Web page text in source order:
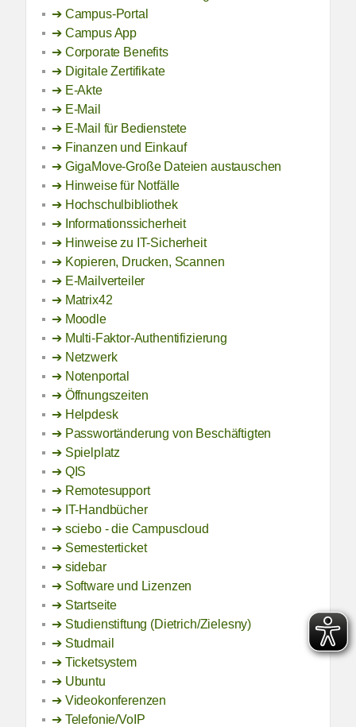
Campus-Portal
Campus App
Corporate Benefits
Digitale Zertifikate
E-Akte
E-Mail
E-Mail für Bedienstete
Finanzen und Einkauf
GigaMove-Große Dateien austauschen
Hinweise für Notfälle
Hochschulbibliothek
Informationssicherheit
Hinweise zu IT-Sicherheit
Kopieren, Drucken, Scannen
E-Mailverteiler
Matrix42
Moodle
Multi-Faktor-Authentifizierung
Netzwerk
Notenportal
Öffnungszeiten
Helpdesk
Passwortänderung von Beschäftigten
Spielplatz
QIS
Remotesupport
IT-Handbücher
sciebo - die Campuscloud
Semesterticket
sidebar
Software und Lizenzen
Startseite
Studienstiftung (Dietrich/Zielesny)
Studmail
Ticketsystem
Ubuntu
Videokonferenzen
Telefonie/VoIP